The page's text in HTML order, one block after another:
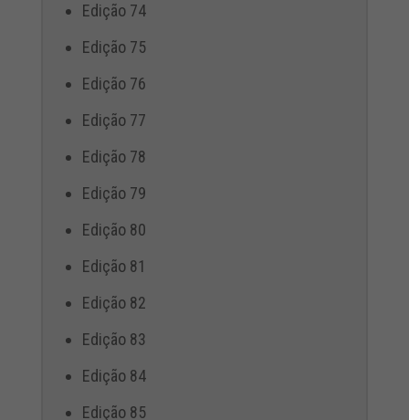
Edição 74
Edição 75
Edição 76
Edição 77
Edição 78
Edição 79
Edição 80
Edição 81
Edição 82
Edição 83
Edição 84
Edição 85